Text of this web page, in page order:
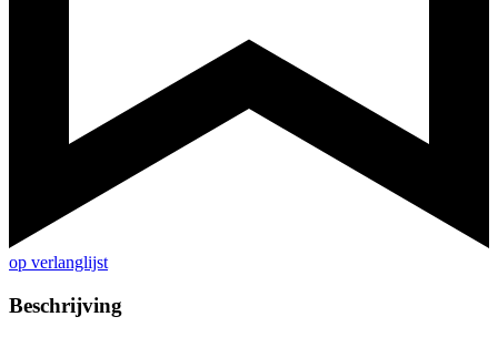
op verlanglijst
Beschrijving